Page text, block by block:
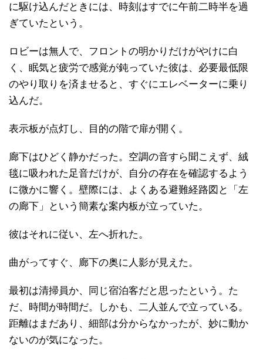
に駆け込んだときには、時刻はすでに午前二時半を過
ぎていたという。
ロビーは無人で、フロントの明かりだけがやけに白
く、眠気と疲労で感覚が鈍っていた彼は、必要最低限
のやり取りを済ませると、すぐにエレベーターに乗り
込んだ。
表示板が点灯し、目的の階で扉が開く。
廊下はひどく静かだった。空調の音すら聞こえず、絨
毯に吸われた足音だけが、自分の存在を確認するよう
に微かに響く。壁際には、よくある避難経路図と「左
の廊下」という簡素な案内板が立っていた。
彼はそれに従い、左へ折れた。
曲がってすぐ、廊下の奥に人影が見えた。
最初は清掃員か、同じ宿泊客だと思ったという。た
だ、時間が時間だ。しかも、二人並んで立っている。
距離はまだあり、細部は分からなかったが、妙に動か
ないのが気になった。